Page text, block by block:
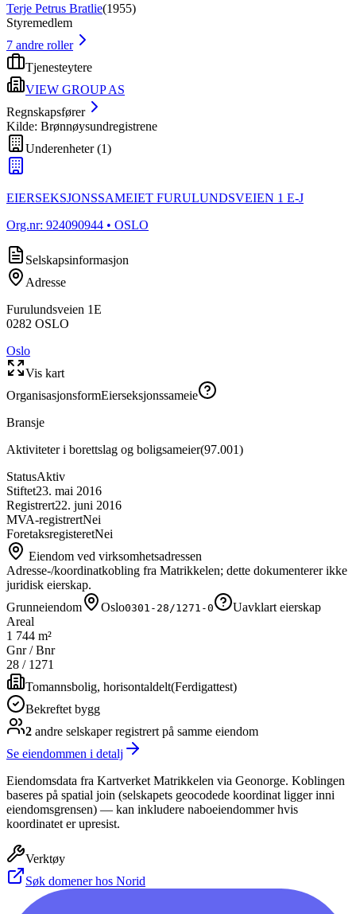
Terje Petrus Bratlie(1955)
Styremedlem
7 andre roller
Tjenesteytere
VIEW GROUP AS
Regnskapsfører
Kilde: Brønnøysundregistrene
Underenheter(1)
EIERSEKSJONSSAMEIET FURULUNDSVEIEN 1 E-J
Org.nr: 924090944 • OSLO
Selskapsinformasjon
Adresse
Furulundsveien 1E
0282 OSLO
Oslo
Vis kart
OrganisasjonsformEierseksjonssameie
Bransje
Aktiviteter i borettslag og boligsameier(97.001)
StatusAktiv
Stiftet23. mai 2016
Registrert22. juni 2016
MVA-registrertNei
ForetaksregisteretNei
Eiendom ved virksomhetsadressen
Adresse-/koordinatkobling fra Matrikkelen; dette dokumenterer ikke
juridisk eierskap.
Grunneiendom
Oslo0301-28/1271-0
Uavklart eierskap
Areal
1 744 m²
Gnr / Bnr
28 / 1271
Tomannsbolig, horisontaldelt(Ferdigattest)
Bekreftet bygg
2 andre selskaperregistrert på samme eiendom
Se eiendommen i detalj
Eiendomsdata fra Kartverket Matrikkelen via Geonorge. Koblingen
baseres på spatial join (selskapets geocodede koordinat ligger inni
eiendomsgrensen) — kan inkludere naboeiendommer hvis
koordinatet er upresist.
Verktøy
Søk domener hos Norid